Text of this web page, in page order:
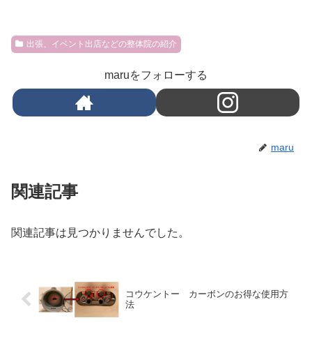
出張、イベント出店などの整体院の紹介
maruをフォローする
maru
関連記事
関連記事は見つかりませんでした。
コウケントー カーボンのお得な使用方
法